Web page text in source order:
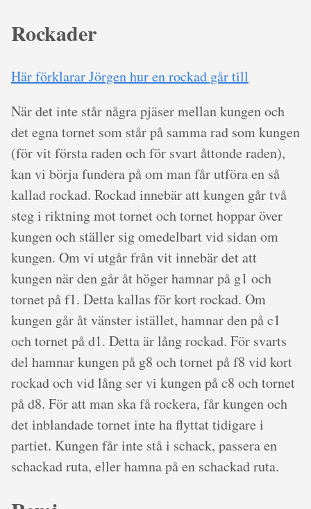
Rockader
Här förklarar Jörgen hur en rockad går till
När det inte står några pjäser mellan kungen och
det egna tornet som står på samma rad som kungen
(för vit första raden och för svart åttonde raden),
kan vi börja fundera på om man får utföra en så
kallad rockad. Rockad innebär att kungen går två
steg i riktning mot tornet och tornet hoppar över
kungen och ställer sig omedelbart vid sidan om
kungen. Om vi utgår från vit innebär det att
kungen när den går åt höger hamnar på g1 och
tornet på f1. Detta kallas för kort rockad. Om
kungen går åt vänster istället, hamnar den på c1
och tornet på d1. Detta är lång rockad. För svarts
del hamnar kungen på g8 och tornet på f8 vid kort
rockad och vid lång ser vi kungen på c8 och tornet
på d8. För att man ska få rockera, får kungen och
det inblandade tornet inte ha flyttat tidigare i
partiet. Kungen får inte stå i schack, passera en
schackad ruta, eller hamna på en schackad ruta.